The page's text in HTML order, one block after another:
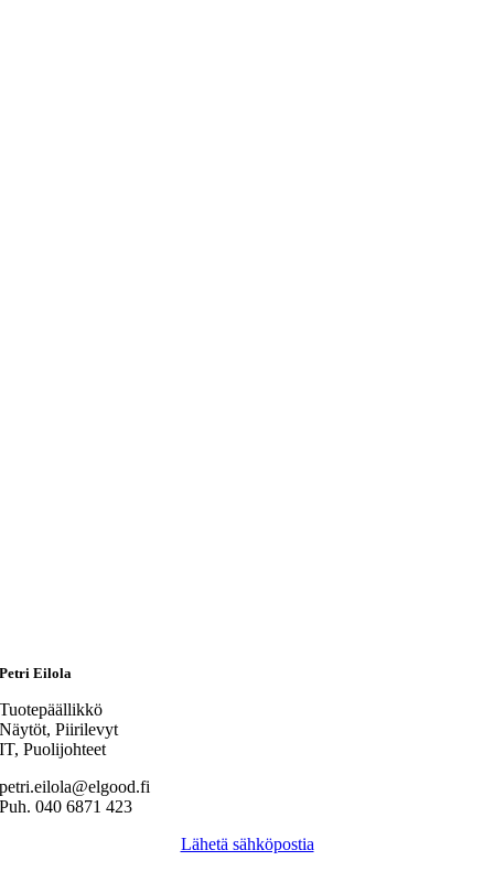
Petri Eilola
Tuotepäällikkö
Näytöt, Piirilevyt
IT, Puolijohteet
petri.eilola@elgood.fi
Puh. 040 6871 423
Lähetä sähköpostia